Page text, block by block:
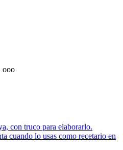
ooo
con truco para elaborarlo.
cuando lo usas como recetario en